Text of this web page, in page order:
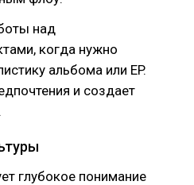
над
когда нужно
альбома или EP.
и создает
глубокое понимание